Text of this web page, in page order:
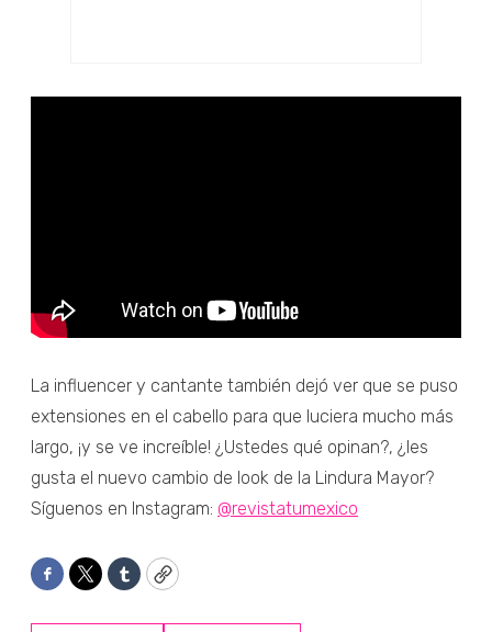
La influencer y cantante también dejó ver que se puso
extensiones en el cabello para que luciera mucho más
largo, ¡y se ve increíble! ¿Ustedes qué opinan?, ¿les
gusta el nuevo cambio de look de la Lindura Mayor?
Síguenos en Instagram: @revistatumexico
Facebook
TwitterTumblrCopy